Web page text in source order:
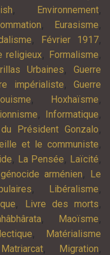
, Environnement,
, Eurasisme,
, Février 1917,
religieux, Formalisme,
Urbaines,Guerre
impérialiste,Guerre
, Hoxhaïsme,
, Informatique,
Président Gonzalo,
et le communiste,
, La Pensée, Laïcité,
arménien, Le
, Libéralisme,
, Livre des morts,
, Maoïsme,
, Matérialisme
Matriarcat, Migration,